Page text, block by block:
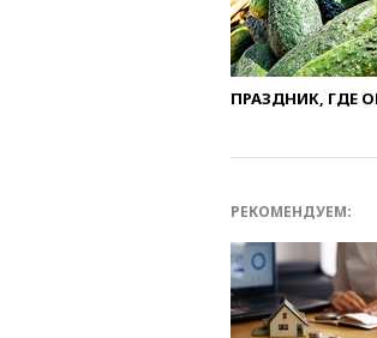
ПРАЗДНИК, ГДЕ
РЕКОМЕНДУЕМ: